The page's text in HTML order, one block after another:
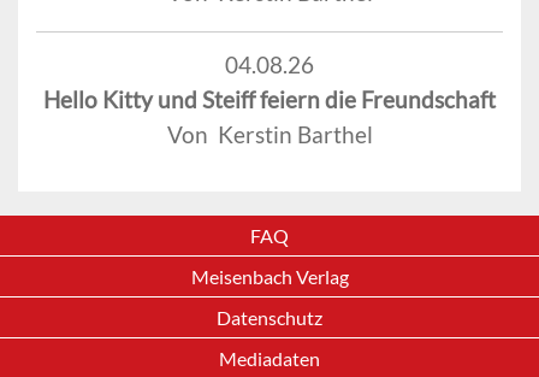
04.08.26
Hello Kitty und Steiff feiern die Freundschaft
Von Kerstin Barthel
FAQ
Meisenbach Verlag
Datenschutz
Mediadaten